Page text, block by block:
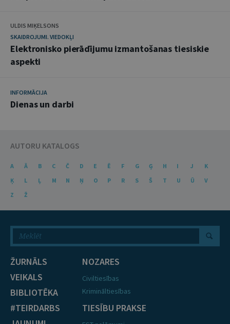
ULDIS MIĶELSONS
SKAIDROJUMI. VIEDOKĻI
Elektronisko pierādījumu izmantošanas tiesiskie
aspekti
INFORMĀCIJA
Dienas un darbi
AUTORU KATALOGS
A Ā B C Č D E Ē F G Ģ H I J
K
Ķ
L Ļ M N Ņ O P R S Š T U Ū
V
Z
Ž
ŽURNĀLS
VEIKALS
BIBLIOTĒKA
#TEIRDARBS
NOZARES
Civiltiesības
Krimināltiesības
TIESĪBU PRAKSE